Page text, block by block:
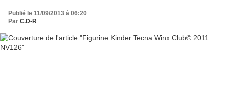
Publié le 11/09/2013 à 06:20
Par C.D-R